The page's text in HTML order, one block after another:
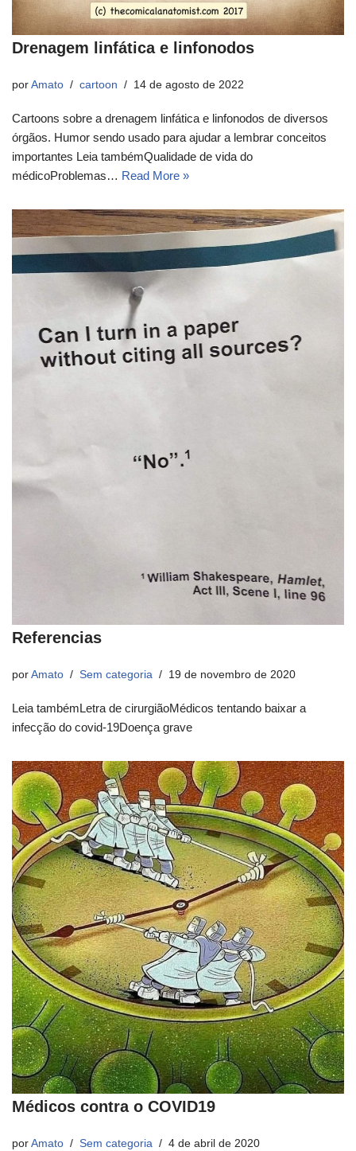
Drenagem linfática e linfonodos
por Amato cartoon 14 de agosto de 2022
Cartoons sobre a drenagem linfática e linfonodos de diversos
órgãos. Humor sendo usado para ajudar a lembrar conceitos
importantes Leia tambémQualidade de vida do
médicoProblemas… Read More »
Referencias
por Amato Sem categoria 19 de novembro de 2020
Leia tambémLetra de cirurgiãoMédicos tentando baixar a
infecção do covid-19Doença grave
Médicos contra o COVID19
por Amato Sem categoria 4 de abril de 2020